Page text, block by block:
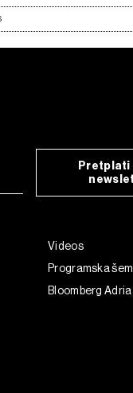
Pretplati
Videos
Programska
Bloomberg